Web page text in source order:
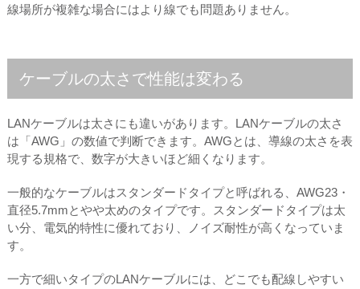
線場所が複雑な場合にはより線でも問題ありません。
ケーブルの太さで性能は変わる
LANケーブルは太さにも違いがあります。LANケーブルの太さ
は「AWG」の数値で判断できます。AWGとは、導線の太さを表
現する規格で、数字が大きいほど細くなります。
一般的なケーブルはスタンダードタイプと呼ばれる、AWG23・
直径5.7mmとやや太めのタイプです。スタンダードタイプは太
い分、電気的特性に優れており、ノイズ耐性が高くなっていま
す。
一方で細いタイプのLANケーブルには、どこでも配線しやすい